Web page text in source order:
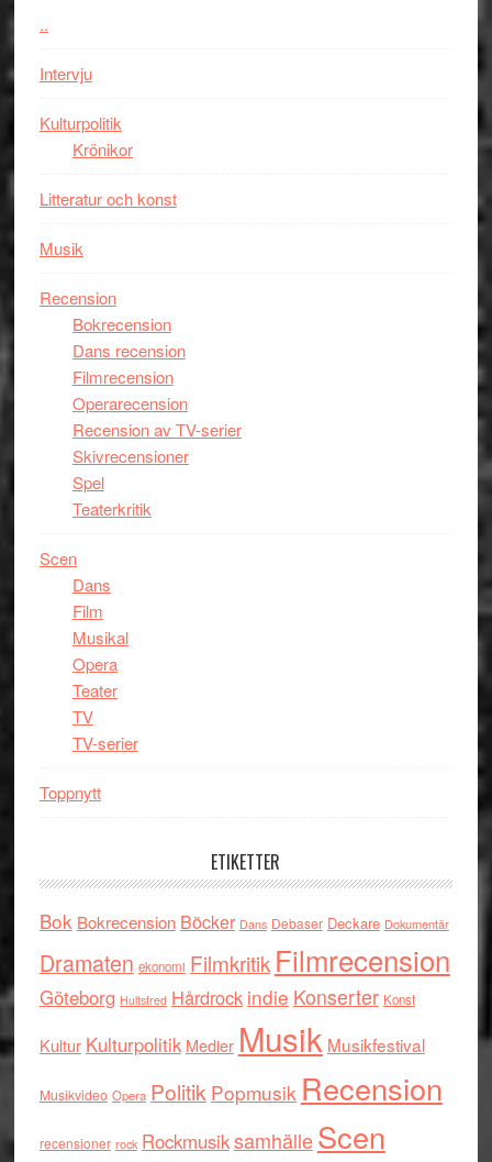
..
Intervju
Kulturpolitik
Krönikor
Litteratur och konst
Musik
Recension
Bokrecension
Dans recension
Filmrecension
Operarecension
Recension av TV-serier
Skivrecensioner
Spel
Teaterkritik
Scen
Dans
Film
Musikal
Opera
Teater
TV
TV-serier
Toppnytt
ETIKETTER
Bok Bokrecension Böcker Dans Debaser Deckare Dokumentär
Dramaten ekonomi Filmkritik Filmrecension
Göteborg Hultsfred Hårdrock indie Konserter Konst
Kultur Kulturpolitik Medier Musik Musikfestival
Musikvideo Opera Politik Popmusik Recension
recensioner rock RockmusiksamhälleScen